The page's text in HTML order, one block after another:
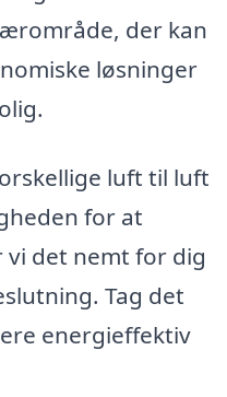
der kan
løsninger
luft til luft
for at
det nemt for dig
Tag det
energieffektiv